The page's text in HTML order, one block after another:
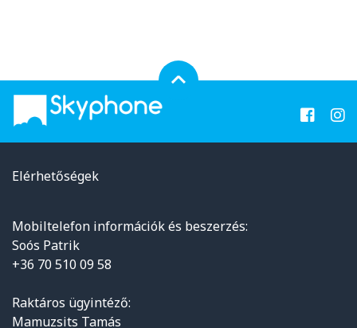
Elérhetőségek
Mobiltelefon információk és beszerzés:
Soós Patrik
+36 70 510 09 58
Raktáros ügyintéző:
Mamuzsits Tamás